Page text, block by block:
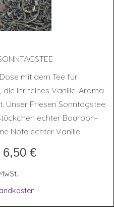
mit dem Tee für
ihr feines Vanille-Aroma
Unser Friesen Sonntagstee
echter Bourbon-
Note echter Vanille.
6,50 €